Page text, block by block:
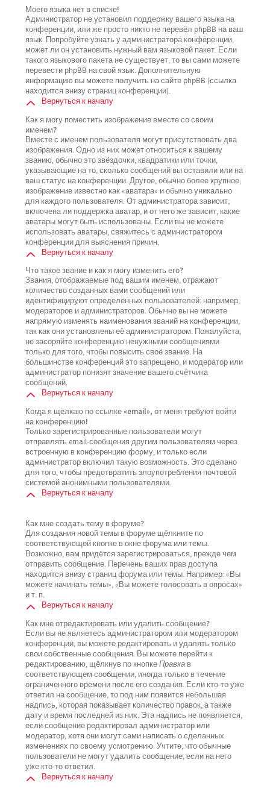
Моего языка нет в списке!
Администратор не установил поддержку вашего языка на
конференции, или же просто никто не перевёл phpBB на ваш
язык. Попробуйте узнать у администратора конференции,
может ли он установить нужный вам языковой пакет. Если
такого языкового пакета не существует, то вы сами можете
перевести phpBB на свой язык. Дополнительную
информацию вы можете получить на сайте phpBB (ссылка
находится внизу страниц конференции).
Вернуться к началу
Как я могу поместить изображение вместе со своим
именем?
Вместе с именем пользователя могут присутствовать два
изображения. Одно из них может относиться к вашему
званию, обычно это звёздочки, квадратики или точки,
указывающие на то, сколько сообщений вы оставили или на
ваш статус на конференции. Другое, обычно более крупное,
изображение известно как «аватара» и обычно уникально
для каждого пользователя. От администратора зависит,
включена ли поддержка аватар, и от него же зависит, какие
аватары могут быть использованы. Если вы не можете
использовать аватары, свяжитесь с администратором
конференции для выяснения причин.
Вернуться к началу
Что такое звание и как я могу изменить его?
Звания, отображаемые под вашим именем, отражают
количество созданных вами сообщений или
идентифицируют определённых пользователей: например,
модераторов и администраторов. Обычно вы не можете
напрямую изменять наименования званий на конференции,
так как они установлены её администратором. Пожалуйста,
не засоряйте конференцию ненужными сообщениями
только для того, чтобы повысить своё звание. На
большинстве конференций это запрещено, и модератор или
администратор понизят значение вашего счётчика
сообщений.
Вернуться к началу
Когда я щёлкаю по ссылке «email», от меня требуют войти
на конференцию!
Только зарегистрированные пользователи могут
отправлять email-сообщения другим пользователям через
встроенную в конференцию форму, и только если
администратор включил такую возможность. Это сделано
для того, чтобы предотвратить злоупотребления почтовой
системой анонимными пользователями.
Вернуться к началу
Как мне создать тему в форуме?
Для создания новой темы в форуме щёлкните по
соответствующей кнопке в окне форума или темы.
Возможно, вам придётся зарегистрироваться, прежде чем
отправить сообщение. Перечень ваших прав доступа
находится внизу страниц форума или темы. Например: «Вы
можете начинать темы», «Вы можете голосовать в опросах»
и т. п.
Вернуться к началу
Как мне отредактировать или удалить сообщение?
Если вы не являетесь администратором или модератором
конференции, вы можете редактировать и удалять только
свои собственные сообщения. Вы можете перейти к
редактированию, щёлкнув по кнопкеПравкав
соответствующем сообщении, иногда только в течение
ограниченного времени после его создания. Если кто-то уже
ответил на сообщение, то под ним появится небольшая
надпись, которая показывает количество правок, а также
дату и время последней из них. Эта надпись не появляется,
если сообщение редактировал администратор или
модератор, хотя они могут сами написать о сделанных
изменениях по своему усмотрению. Учтите, что обычные
пользователи не могут удалить сообщение, если на него
уже кто-то ответил.
Вернуться к началу